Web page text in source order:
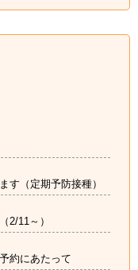
す（定期予防接種）
2/11～）
約にあたって